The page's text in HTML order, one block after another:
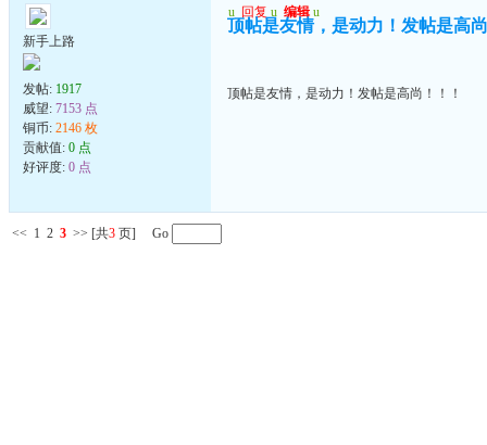
新手上路
发帖: 1917
威望: 7153 点
铜币: 2146 枚
贡献值: 0 点
好评度: 0 点
u 回复 u 编辑 u
顶帖是友情，是动力！发帖是高
顶帖是友情，是动力！发帖是高尚！！！
<< 1 2 3 >> [共3 页] Go